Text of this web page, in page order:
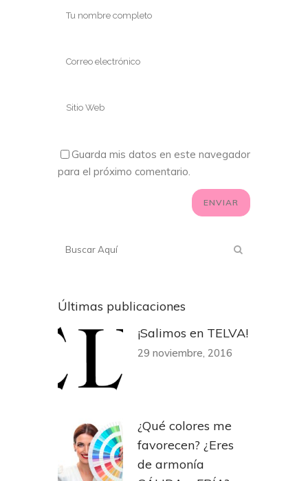
Guarda mis datos en este navegador
para el próximo comentario.
Últimas publicaciones
¡Salimos en TELVA!
29 noviembre, 2016
¿Qué colores me
favorecen? ¿Eres
de armonía